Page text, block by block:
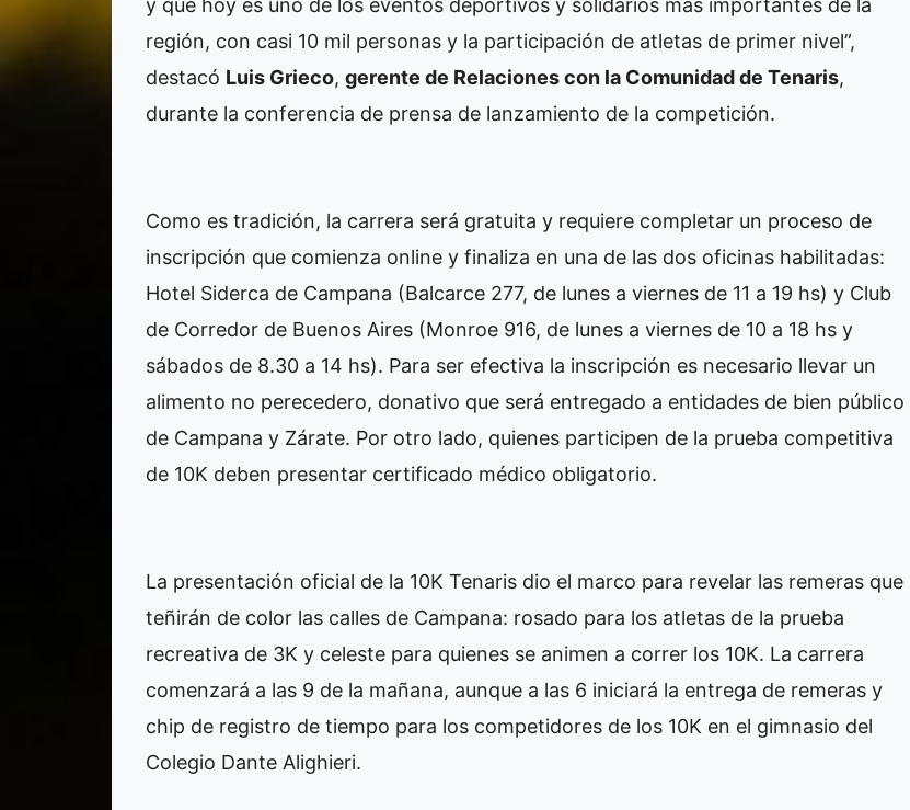
y que hoy es uno de los eventos deportivos y solidarios más importantes de la
región, con casi 10 mil personas y la participación de atletas de primer nivel”,
destacó Luis Grieco, gerente de Relaciones con la Comunidad de Tenaris,
durante la conferencia de prensa de lanzamiento de la competición.
Como es tradición, la carrera será gratuita y requiere completar un proceso de
inscripción que comienza online y finaliza en una de las dos oficinas habilitadas:
Hotel Siderca de Campana (Balcarce 277, de lunes a viernes de 11 a 19 hs) y Club
de Corredor de Buenos Aires (Monroe 916, de lunes a viernes de 10 a 18 hs y
sábados de 8.30 a 14 hs). Para ser efectiva la inscripción es necesario llevar un
alimento no perecedero, donativo que será entregado a entidades de bien público
de Campana y Zárate. Por otro lado, quienes participen de la prueba competitiva
de 10K deben presentar certificado médico obligatorio.
La presentación oficial de la 10K Tenaris dio el marco para revelar las remeras que
teñirán de color las calles de Campana: rosado para los atletas de la prueba
recreativa de 3K y celeste para quienes se animen a correr los 10K. La carrera
comenzará a las 9 de la mañana, aunque a las 6 iniciará la entrega de remeras y
chip de registro de tiempo para los competidores de los 10K en el gimnasio del
Colegio Dante Alighieri.